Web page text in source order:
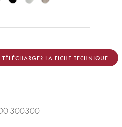
TÉLÉCHARGER LA FICHE TECHNIQUE